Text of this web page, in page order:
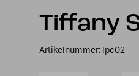
Tiffany
Artikelnummer: lpc02